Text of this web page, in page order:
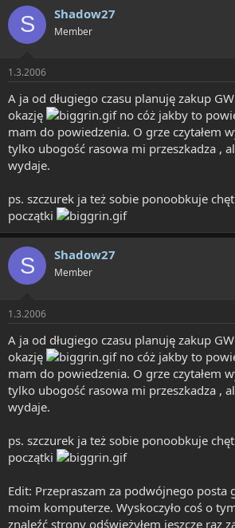
S Shadow27
Member
1.3.2006
A ja od długiego czasu planuję zakup
okazję
no cóż jakby to
mam do powiedzenia. O grze czytałem
tylko ubogość rasowa mi przeszkadza ,
wydaje.
ps. szczurek ja też sobie ponoobkuje
początki
S Shadow27
Member
1.3.2006
A ja od długiego czasu planuję zakup
okazję
no cóż jakby to
mam do powiedzenia. O grze czytałem
tylko ubogość rasowa mi przeszkadza ,
wydaje.
ps. szczurek ja też sobie ponoobkuje
początki
Edit: Przepraszam za podwójnego posta
moim komputerze. Wyskoczyło coś o
znaleźć strony odświeżyłem jeszcze raz